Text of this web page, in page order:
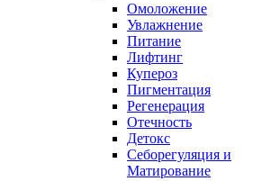
Омоложение
Увлажнение
Питание
Лифтинг
Купероз
Пигментация
Регенерация
Отечность
Детокс
Себорегуляция и
Матирование